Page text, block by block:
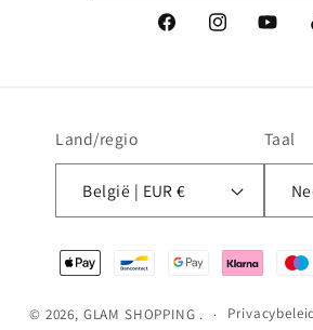
FacebookInstagram
Land/regio
België | EUR €
Taal
Betaalmethoden
© 2026, GLAM SHOPPING .